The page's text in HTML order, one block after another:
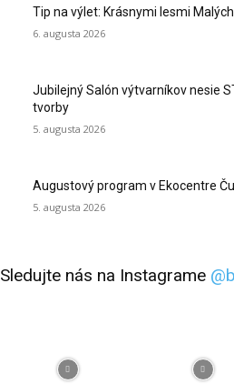
Tip na výlet: Krásnymi lesmi
6. augusta 2026
Jubilejný Salón výtvarníkov nesie
tvorby
5. augusta 2026
Augustový program v Ekocentre
5. augusta 2026
Sledujte nás na Instagrame